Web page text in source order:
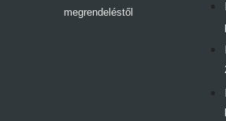
megrendeléstől